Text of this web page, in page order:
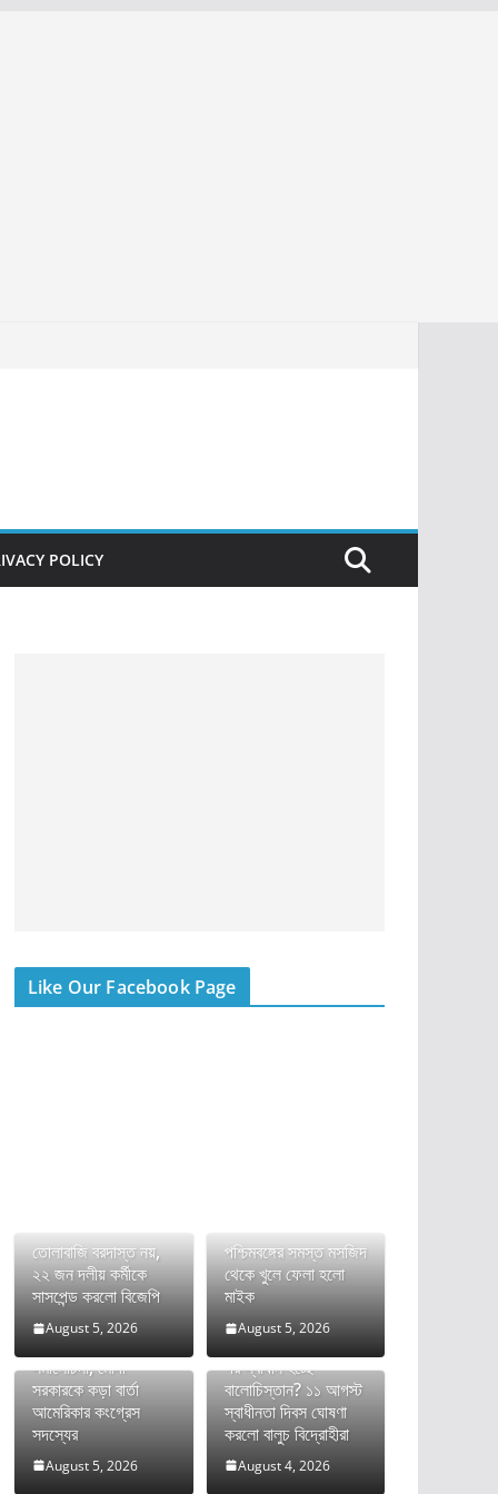
POLICY
Like Our Facebook Page
তোলাবাজি বরদাস্ত নয়,
২২ জন দলীয় কর্মীকে
সাসপেন্ড করলো বিজেপি
August 5, 2026
পশ্চিমবঙ্গের সমস্ত মসজিদ
থেকে খুলে ফেলা হলো
মাইক
August 5, 2026
সমালোচনা, মোদী
সরকারকে কড়া বার্তা
আমেরিকার কংগ্রেস
সদস্যের
August 5, 2026
পর স্বাধীন হচ্ছে
বালোচিস্তান? ১১ আগস্ট
স্বাধীনতা দিবস ঘোষণা
করলো বালুচ বিদ্রোহীরা
August 4, 2026
অনুপ্রবেশকারীদের